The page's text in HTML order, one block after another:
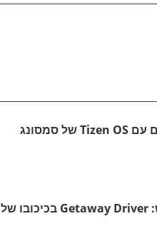
טויוטה משיקה סרט מותג חדש: Getaway Driver בכיכובו של